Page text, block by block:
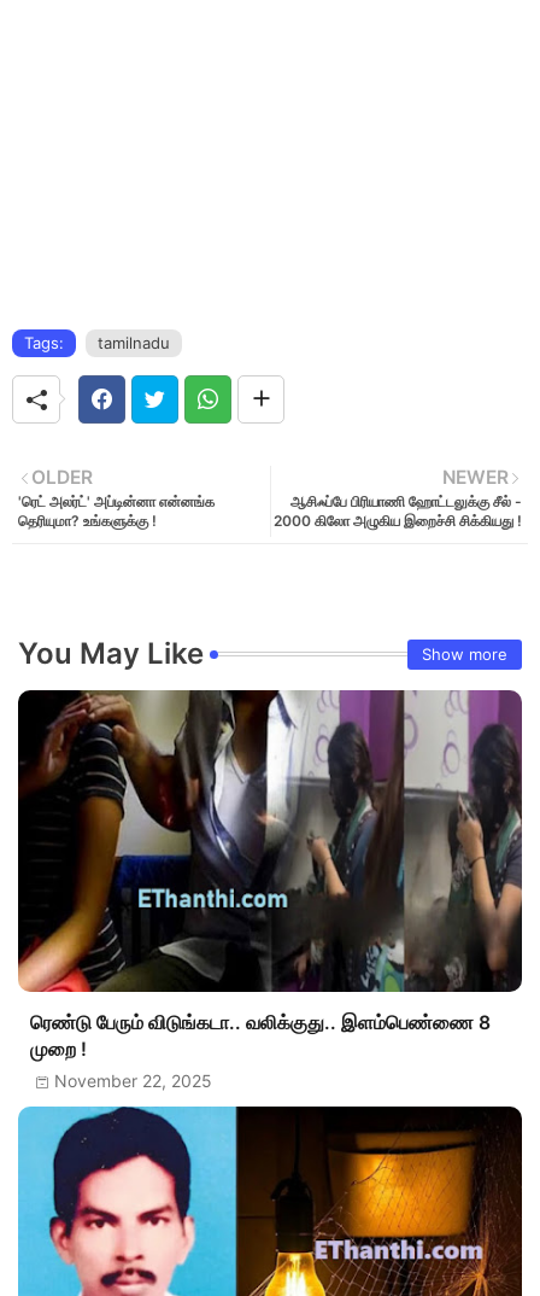
Tags: tamilnadu
NEWER
ஆசிஃப்பே பிரியாணி ஹோட்டலுக்கு சீல் -
2000 கிலோ அழுகிய இறைச்சி சிக்கியது !
OLDER
'ரெட் அலர்ட்' அப்டின்னா என்னங்க
தெரியுமா? உங்களுக்கு !
You May Like Show more
ரெண்டு பேரும் விடுங்கடா.. வலிக்குது.. இளம்பெண்ணை 8
முறை !
November 22, 2025